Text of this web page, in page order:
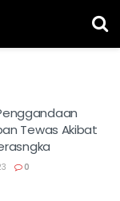
Tewas Akibat
0